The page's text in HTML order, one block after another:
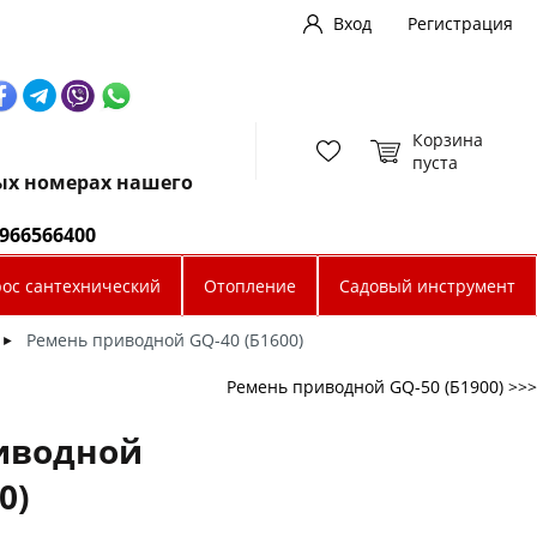
Вход
Регистрация
номерах нашего
Корзина
пуста
сантехнический Отопление Садовый инструмент
► Ремень приводной GQ-40 (Б1600)
Ремень приводной GQ-50 (Б1900) >>>